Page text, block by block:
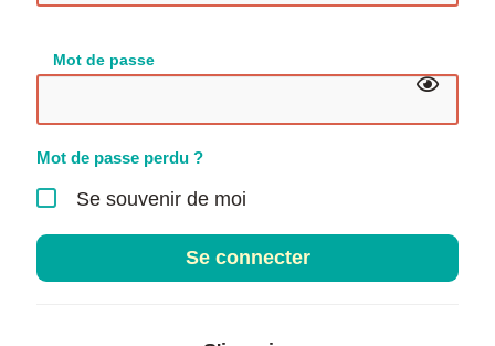
Mot de passe
Mot de passe perdu ?
Se souvenir de moi
Se connecter